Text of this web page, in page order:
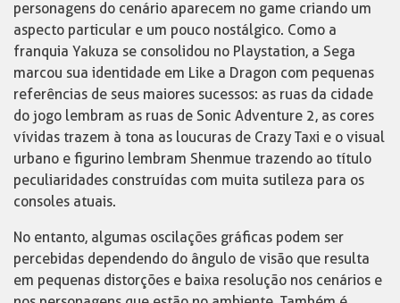
personagens do cenário aparecem no game criando um
aspecto particular e um pouco nostálgico. Como a
franquia Yakuza se consolidou no Playstation, a Sega
marcou sua identidade em Like a Dragon com pequenas
referências de seus maiores sucessos: as ruas da cidade
do jogo lembram as ruas de Sonic Adventure 2, as cores
vívidas trazem à tona as loucuras de Crazy Taxi e o visual
urbano e figurino lembram Shenmue trazendo ao título
peculiaridades construídas com muita sutileza para os
consoles atuais.
No entanto, algumas oscilações gráficas podem ser
percebidas dependendo do ângulo de visão que resulta
em pequenas distorções e baixa resolução nos cenários e